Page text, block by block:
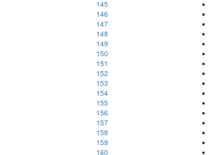
145
146
147
148
149
150
151
152
153
154
155
156
157
158
159
160